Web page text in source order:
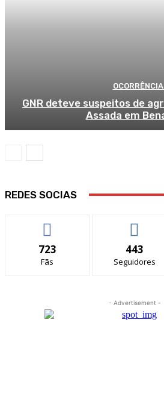
GNR deteve suspeitos de
Assada em
REDES SOCIAS
723
Fãs
443
Seguidores
- Advertisement -